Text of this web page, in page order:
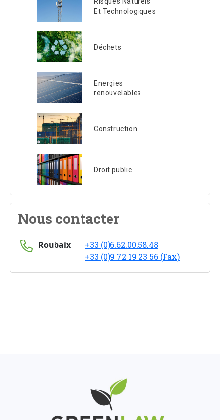
Et Technologiques
Déchets
Energies
renouvelables
Construction
Droit public
Nous contacter
Roubaix
+33 (0)6.62.00.58.48
+33 (0)9 72 19 23 56 (Fax)